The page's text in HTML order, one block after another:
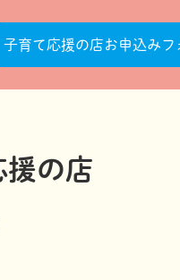
子育て応援の店お申込みフ